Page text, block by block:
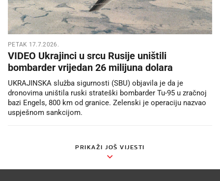
PETAK 17.7.2026.
VIDEO Ukrajinci u srcu Rusije uništili
bombarder vrijedan 26 milijuna dolara
UKRAJINSKA služba sigurnosti (SBU) objavila je da je
dronovima uništila ruski strateški bombarder Tu-95 u zračnoj
bazi Engels, 800 km od granice. Zelenski je operaciju nazvao
uspješnom sankcijom.
PRIKAŽI JOŠ VIJESTI